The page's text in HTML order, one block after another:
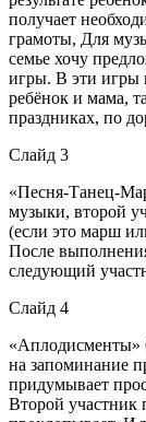
получает
грамоты, Для
семье хочу
игры. В эти игры
ребёнок и мама,
праздниках, по
Слайд 3
«Песня-Танец-
музыки, второй
(если это марш
После
следующий
Слайд 4
«Аплодисменты»
на запоминание
придумывает
Второй участник